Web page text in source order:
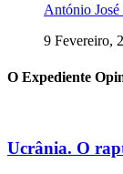
António
9 Fevereiro,
O Expediente
Ucrânia. O